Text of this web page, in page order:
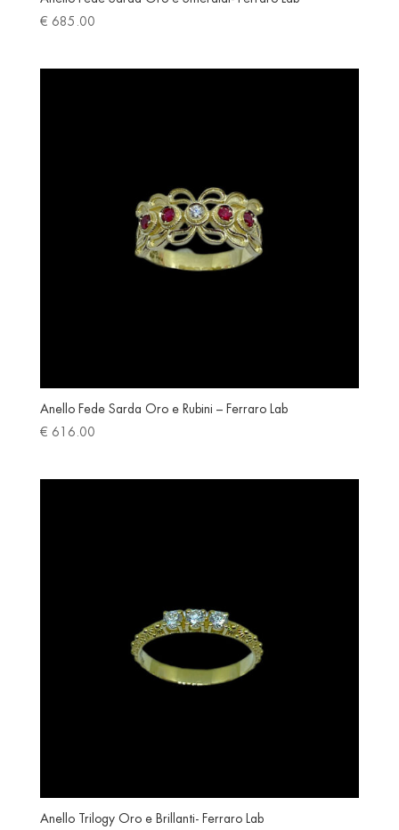
€ 685.00
Anello Fede Sarda Oro e Rubini – Ferraro Lab
€ 616.00
Anello Trilogy Oro e Brillanti- Ferraro Lab